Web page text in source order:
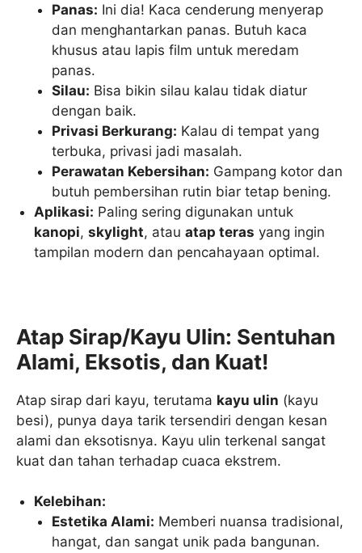
Panas: Ini dia! Kaca cenderung menyerap
dan menghantarkan panas. Butuh kaca
khusus atau lapis film untuk meredam
panas.
Silau: Bisa bikin silau kalau tidak diatur
dengan baik.
Privasi Berkurang: Kalau di tempat yang
terbuka, privasi jadi masalah.
Perawatan Kebersihan: Gampang kotor dan
butuh pembersihan rutin biar tetap bening.
Aplikasi: Paling sering digunakan untuk
kanopi,skylight, atauatap teras yang ingin
tampilan modern dan pencahayaan optimal.
Atap Sirap/Kayu Ulin: Sentuhan
Alami, Eksotis, dan Kuat!
Atap sirap dari kayu, terutama kayu ulin (kayu
besi), punya daya tarik tersendiri dengan kesan
alami dan eksotisnya. Kayu ulin terkenal sangat
kuat dan tahan terhadap cuaca ekstrem.
Kelebihan:
Estetika Alami: Memberi nuansa tradisional,
hangat, dan sangat unik pada bangunan.